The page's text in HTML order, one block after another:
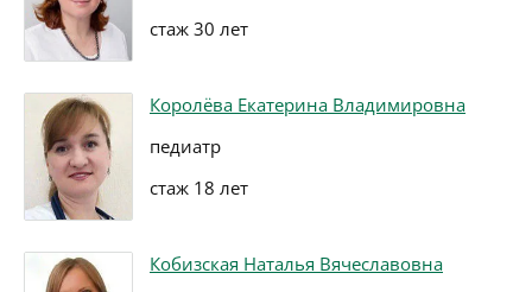
стаж 30 лет
Королёва Екатерина Владимировна
педиатр
стаж 18 лет
Кобизская Наталья Вячеславовна